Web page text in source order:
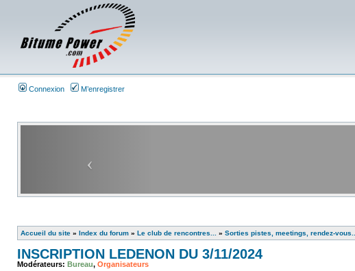
Connexion M’enregistrer
Accueil du site » Index du forum » Le club de rencontres... » Sorties pistes, meetings, rendez-vous...
INSCRIPTION LEDENON DU 3/11/2024
Modérateurs: Bureau, Organisateurs